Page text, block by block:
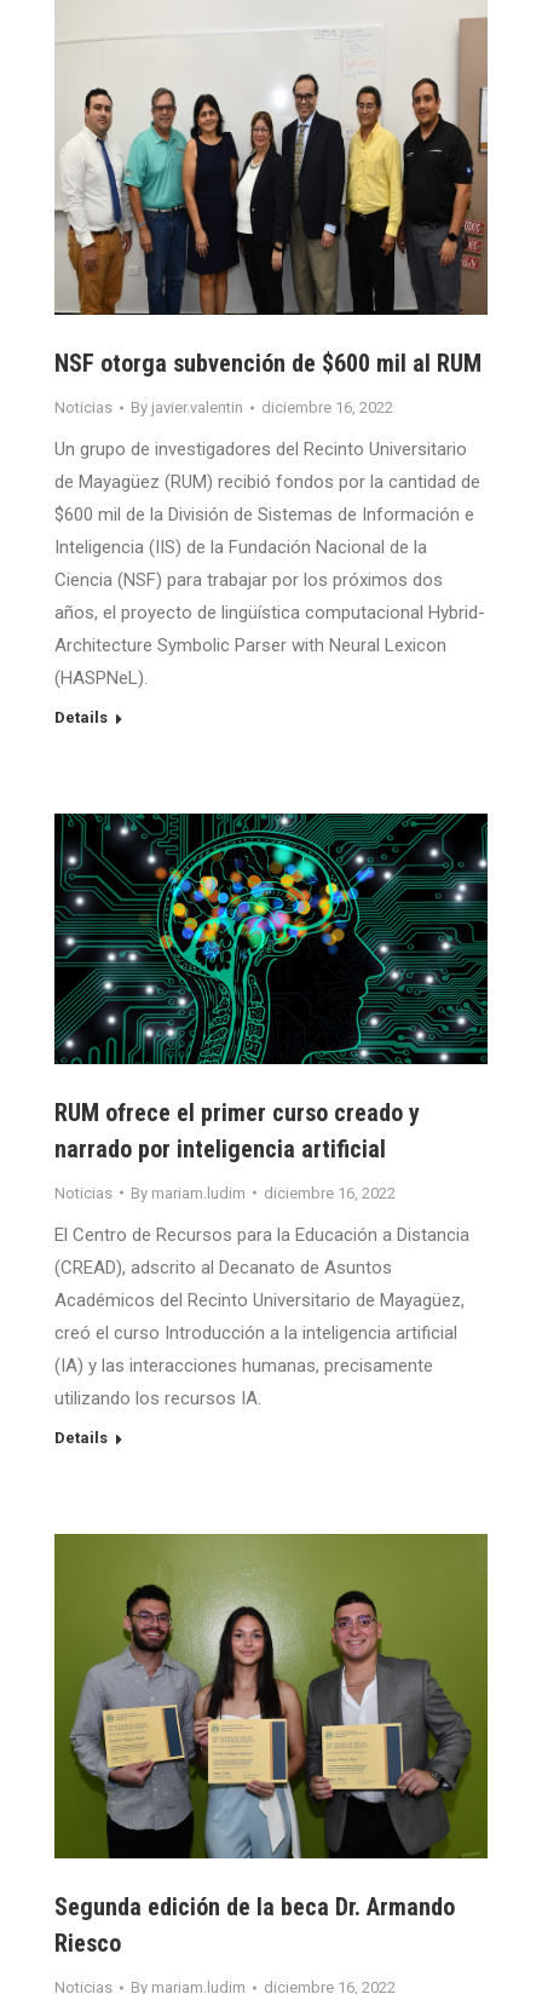
NSF otorga subvención de $600 mil al RUM
Noticias By javier.valentin diciembre 16, 2022
Un grupo de investigadores del Recinto Universitario
de Mayagüez (RUM) recibió fondos por la cantidad de
$600 mil de la División de Sistemas de Información e
Inteligencia (IIS) de la Fundación Nacional de la
Ciencia (NSF) para trabajar por los próximos dos
años, el proyecto de lingüística computacional Hybrid-
Architecture Symbolic Parser with Neural Lexicon
(HASPNeL).
Details
RUM ofrece el primer curso creado y
narrado por inteligencia artificial
Noticias By mariam.ludim diciembre 16, 2022
El Centro de Recursos para la Educación a Distancia
(CREAD), adscrito al Decanato de Asuntos
Académicos del Recinto Universitario de Mayagüez,
creó el curso Introducción a la inteligencia artificial
(IA) y las interacciones humanas, precisamente
utilizando los recursos IA.
Details
Segunda edición de la beca Dr. Armando
Riesco
Noticias By mariam.ludim diciembre 16, 2022